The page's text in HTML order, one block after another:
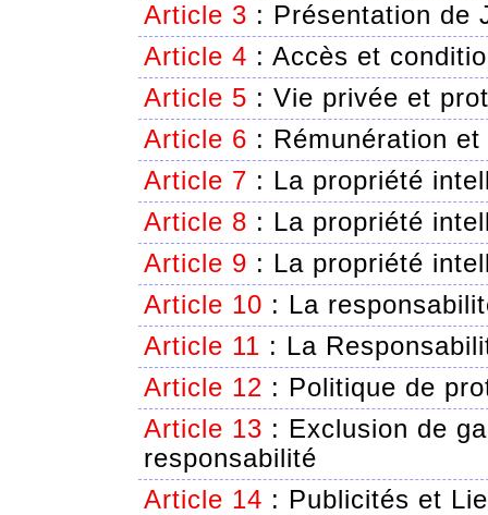
Article 3 : Présentation de
Article 4 : Accès et
Article 5 : Vie privée et
Article 6 : Rémunération
Article 7 : La propriété
Article 8 : La propriété
Article 9 : La propriété
Article 10 : La
Article 11 : La
Article 12 : Politique de
Article 13 : Exclusion de
responsabilité
Article 14 : Publicités et